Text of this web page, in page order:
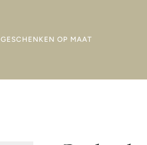
GESCHENKEN OP MAAT